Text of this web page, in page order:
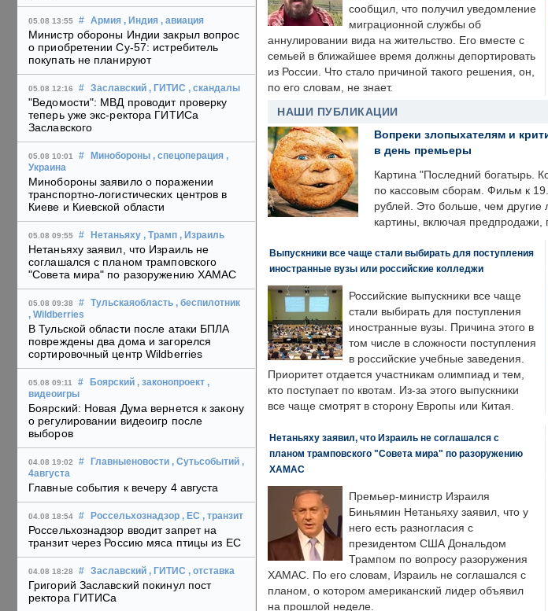
05.08 13:55 # Армия , Индия , авиация
Министр обороны Индии закрыл вопрос
о приобретении Су-57: истребитель
покупать не планируют
05.08 12:16 # Заславский , ГИТИС , скандалы
"Ведомости": МВД проводит проверку
теперь уже экс-ректора ГИТИСа
Заславского
05.08 10:01 # Минобороны , спецоперация ,
Украина
Минобороны заявило о поражении
транспортно-логистических центров в
Киеве и Киевской области
05.08 09:55 # Нетаньяху , Трамп , Израиль
Нетаньяху заявил, что Израиль не
соглашался с планом трамповского
"Совета мира" по разоружению ХАМАС
05.08 09:38 # Тульскаяобласть , беспилотник
, Wildberries
В Тульской области после атаки БПЛА
повреждены два дома и загорелся
сортировочный центр Wildberries
05.08 09:11 # Боярский , законопроект ,
видеоигры
Боярский: Новая Дума вернется к закону
о регулировании видеоигр после
выборов
04.08 19:02 # Главныеновости , Сутьсобытий ,
4августа
Главные события к вечеру 4 августа
04.08 18:54 # Россельхознадзор , ЕС , транзит
Россельхознадзор вводит запрет на
транзит через Россию мяса птицы из ЕС
04.08 18:28 # Заславский , ГИТИС , отставка
Григорий Заславский покинул пост
ректора ГИТИСа
сообщил, что получил уведомление
миграционной службы об
аннулировании вида на жительство. Его вместе с
семьей в ближайшее время должны депортировать
из России. Что стало причиной такого решения, он,
по его словам, не знает.
НАШИ ПУБЛИКАЦИИ
Вопреки злопыхателям и
в день премьеры
Картина "Последний богатырь.
по кассовым сборам. Фильм к
рублей. Это больше, чем
картины, включая
Выпускники все чаще стали выбирать для поступления
иностранные вузы или российские колледжи
Российские выпускники все чаще
стали выбирать для поступления
иностранные вузы. Причина этого в
том числе в сложности поступления
в российские учебные заведения.
Приоритет отдается участникам олимпиад и тем,
кто поступает по квотам. Из-за этого выпускники
все чаще смотрят в сторону Европы или Китая.
Нетаньяху заявил, что Израиль не соглашался с
планом трамповского "Совета мира" по разоружению
ХАМАС
Премьер-министр Израиля
Биньямин Нетаньяху заявил, что у
него есть разногласия с
президентом США Дональдом
Трампом по вопросу разоружения
ХАМАС. По его словам, Израиль не соглашался с
планом, о котором американский лидер объявил
на прошлой неделе.